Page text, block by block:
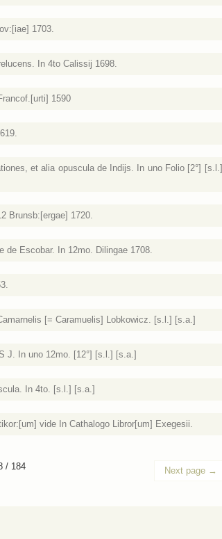
1703.
In 4to Calissij 1698.
1590
et alia opuscula de Indijs. In uno Folio [2°] [s.l.]
Brunsb:[ergae] 1720.
de Escobar. In 12mo. Dilingae 1708.
[= Caramuelis] Lobkowicz. [s.l.] [s.a.]
J. In uno 12mo. [12°] [s.l.] [s.a.]
In 4to. [s.l.] [s.a.]
vide In Cathalogo Libror[um] Exegesii.
/ 184 Next page →